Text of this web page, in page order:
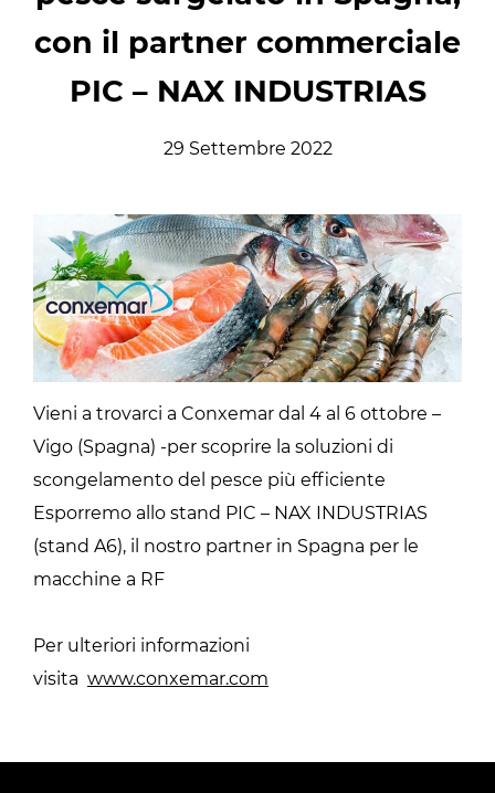
con il partner commerciale
PIC – NAX INDUSTRIAS
29 Settembre 2022
Vieni a trovarci a Conxemar dal 4 al 6 ottobre –
Vigo (Spagna) -per scoprire la soluzioni di
scongelamento del pesce più efficiente
Esporremo allo stand PIC – NAX INDUSTRIAS
(stand A6), il nostro partner in Spagna per le
macchine a RF
Per ulteriori informazioni
visita www.conxemar.com